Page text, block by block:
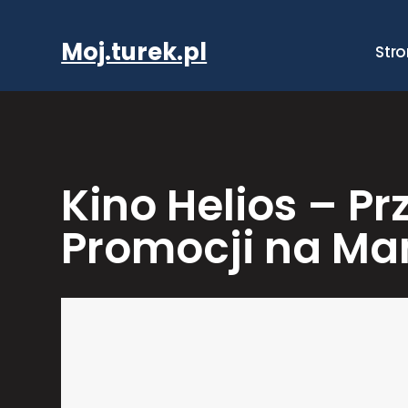
Moj.turek.pl
Kino Helios –
Promocji na